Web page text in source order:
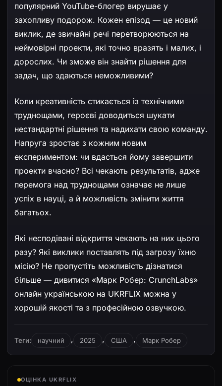
популярний YouTube-блогер вирушає у
захопливу подорож. Кожен епізод — це новий
виклик, де звичайні речі перетворюються на
неймовірні проекти, які точно вразять і малих, і
дорослих. Чи зможе він знайти рішення для
задач, що здаються неможливими?
Коли креативність стикається із технічними
труднощами, героєві доводиться шукати
нестандартні рішення та надихати свою команду.
Напруга зростає з кожним новим
експериментом: чи вдасться йому завершити
проекти вчасно? Всі чекають результатів, адже
перемога над труднощами означає не лише
успіх в науці, а й можливість змінити життя
багатьох.
Які несподівані відкриття чекають на них цього
разу? Які виклики поставлять під загрозу їхню
місію? Не пропустіть можливість дізнатися
більше — дивитися «Марк Робер: CrunchLabs»
онлайн українською на UKRFLIX можна у
хорошій якості та з професійною озвучкою.
Теги: научний , 2025 , США , Марк Робер
ОЦІНКА UKRFLIX